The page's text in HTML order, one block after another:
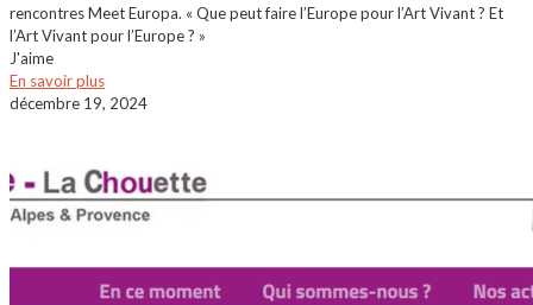
rencontres Meet Europa. « Que peut faire l’Europe pour l’Art Vivant ? Et
l’Art Vivant pour l’Europe ? »
J'aime
En savoir plus
décembre 19, 2024